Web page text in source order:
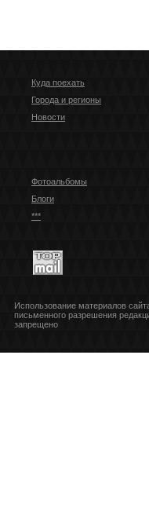
Куда поехать
Города и регионы
Новости
Фотоальбомы
Блоги
***
Использование материалов
письменного разрешения
запрещено